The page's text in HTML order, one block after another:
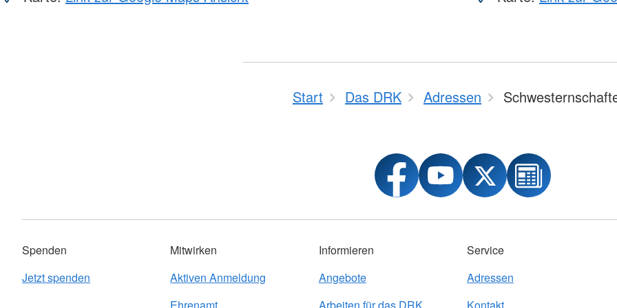
Start Das DRK Adressen
Spenden
Jetzt spenden
Mitwirken
Aktiven Anmeldung
Informieren
Angebote
Service
Adressen